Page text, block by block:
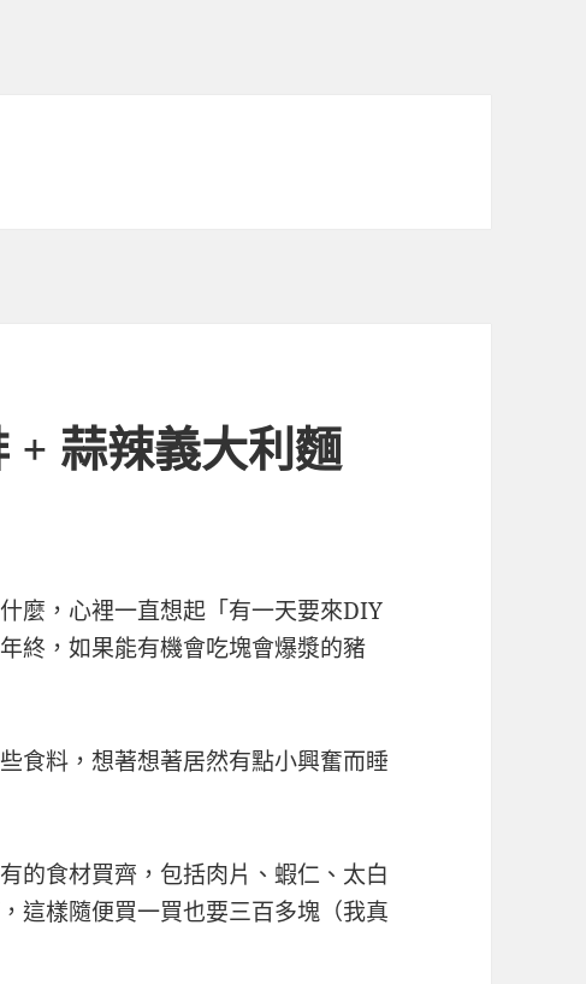
+ 蒜辣義大利麵
麼，心裡一直想起「有一天要來DIY
終，如果能有機會吃塊會爆漿的豬
食料，想著想著居然有點小興奮而睡
的食材買齊，包括肉片、蝦仁、太白
這樣隨便買一買也要三百多塊（我真